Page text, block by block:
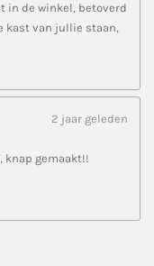
in de winkel, betoverd
kast van jullie staan,
2 jaar geleden
knap gemaakt!!